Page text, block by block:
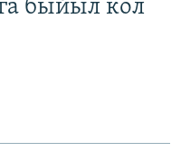
быйыл кол